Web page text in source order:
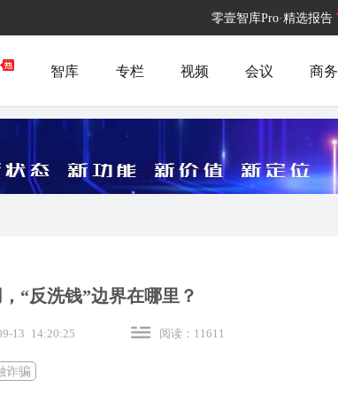
零壹智库Pro·精选报告
智库 专栏 视频 会议 商务
“反洗钱”边界在哪里？
13 14:20:25 阅读：11611
诈骗